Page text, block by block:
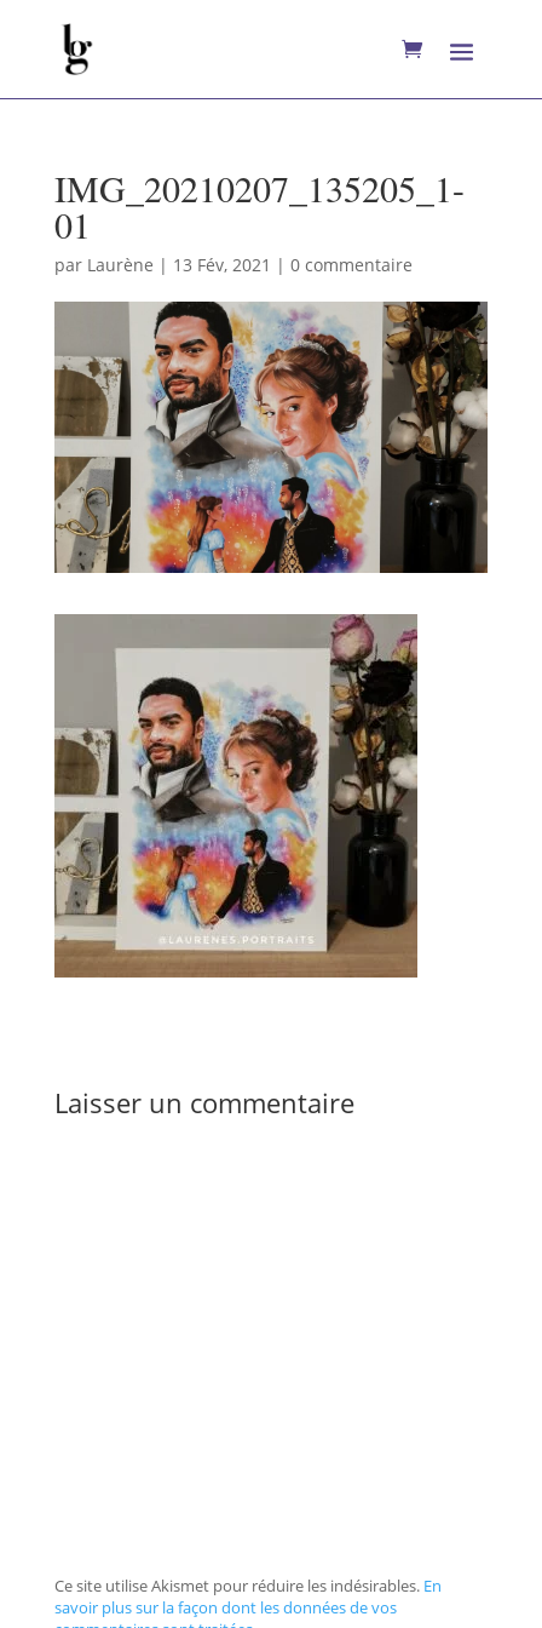
IMG_20210207_135205_1-
01
par Laurène | 13 Fév, 2021 | 0 commentaire
Laisser un commentaire
Ce site utilise Akismet pour réduire les indésirables. En
savoir plus sur la façon dont les données de vos